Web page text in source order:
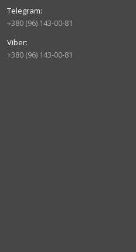
+380 (96) 143-00-81
+380 (96) 143-00-81